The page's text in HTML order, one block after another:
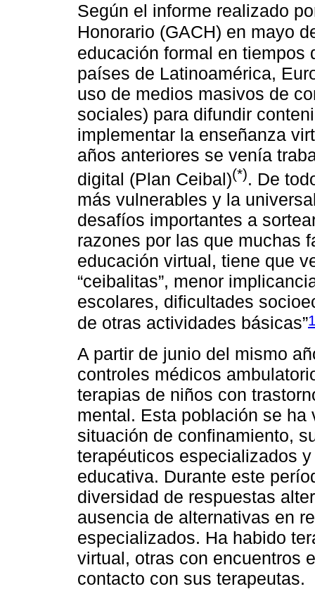
Según el informe realizado
Honorario (GACH) en mayo
educación formal en tiempos
países de Latinoamérica,
uso de medios masivos de
sociales) para difundir
implementar la enseñanza
años anteriores se venía
digital (Plan Ceibal)(*). De
más vulnerables y la
desafíos importantes a
razones por las que muchas
educación virtual, tiene que
“ceibalitas”, menor
escolares, dificultades
de otras actividades básicas”
A partir de junio del mismo
controles médicos
terapias de niños con
mental. Esta población se
situación de confinamiento,
terapéuticos especializados
educativa. Durante este
diversidad de respuestas
ausencia de alternativas en
especializados. Ha habido
virtual, otras con encuentros
contacto con sus terapeutas.